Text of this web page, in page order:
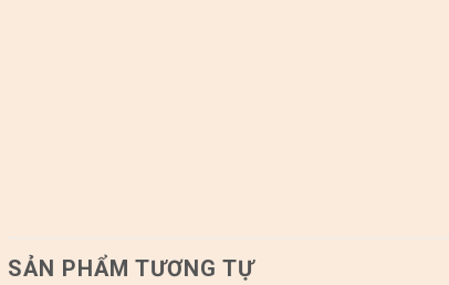
SẢN PHẨM TƯƠNG TỰ